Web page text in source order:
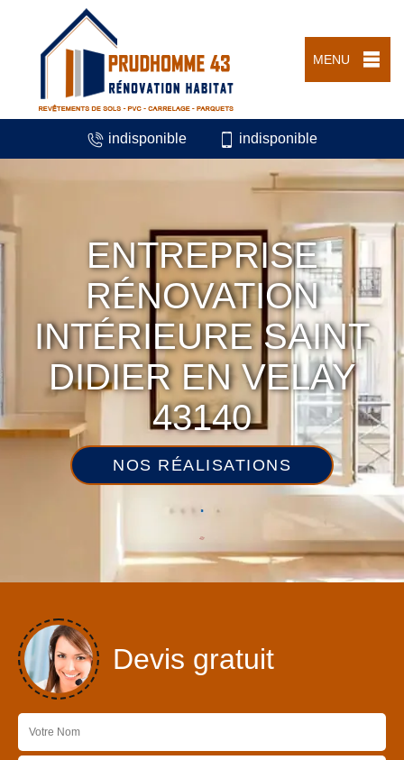
MENU
indisponible indisponible
ENTREPRISE
RÉNOVATION
INTÉRIEURE SAINT
DIDIER EN VELAY
43140
NOS RÉALISATIONS
Devis gratuit